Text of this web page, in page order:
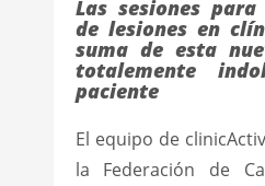
Las sesiones
de lesiones en
suma de esta
totalemente
paciente
El equipo de
la Federación de